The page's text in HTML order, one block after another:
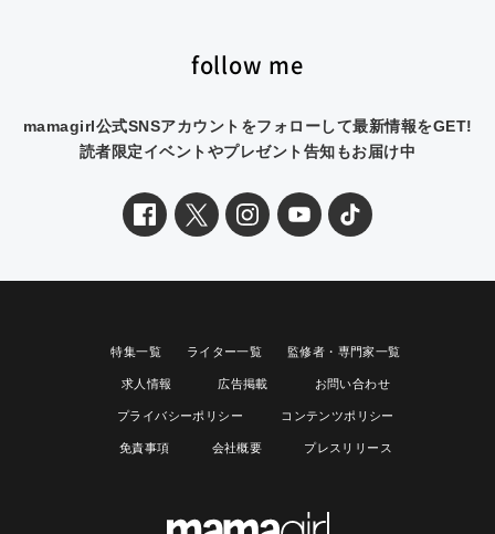
follow me
mamagirl公式SNSアカウントをフォローして最新情報をGET!
読者限定イベントやプレゼント告知もお届け中
特集一覧 ライター一覧 監修者・専門家一覧
求人情報 広告掲載 お問い合わせ
プライバシーポリシー コンテンツポリシー
免責事項 会社概要 プレスリリース